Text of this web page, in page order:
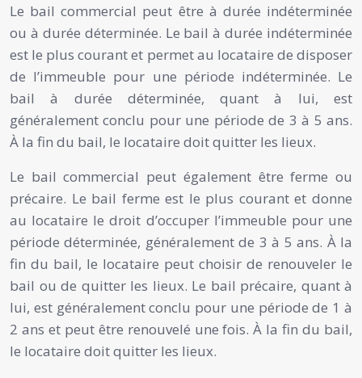
Le bail commercial peut être à durée indéterminée
ou à durée déterminée. Le bail à durée indéterminée
est le plus courant et permet au locataire de disposer
de l’immeuble pour une période indéterminée. Le
bail à durée déterminée, quant à lui, est
généralement conclu pour une période de 3 à 5 ans.
À la fin du bail, le locataire doit quitter les lieux.
Le bail commercial peut également être ferme ou
précaire. Le bail ferme est le plus courant et donne
au locataire le droit d’occuper l’immeuble pour une
période déterminée, généralement de 3 à 5 ans. À la
fin du bail, le locataire peut choisir de renouveler le
bail ou de quitter les lieux. Le bail précaire, quant à
lui, est généralement conclu pour une période de 1 à
2 ans et peut être renouvelé une fois. À la fin du bail,
le locataire doit quitter les lieux.